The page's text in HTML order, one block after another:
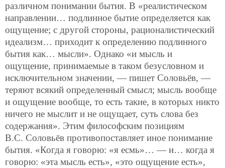
различном понимании бытия. В «реалистическом
направлении… подлинное бытие определяется как
ощущение; с другой стороны, рационалистический
идеализм… приходит к определению подлинного
бытия как… мысли». Однако «и мысль и
ощущение, принимаемые в таком безусловном и
исключительном значении, — пишет Соловьёв, —
теряют всякий определенный смысл; мысль вообще
и ощущение вообще, то есть такие, в которых никто
ничего не мыслит и не ощущает, суть слова без
содержания». Этим философским позициям
В.С. Соловьёв противопоставляет иное понимание
бытия. «Когда я говорю: «я есмь»… — и… когда я
говорю: «эта мысль есть», «это ощущение есть»,